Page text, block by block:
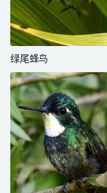
绿尾蜂鸟